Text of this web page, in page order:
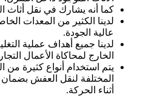
كما أنه يشارك في نقل أثاث
لدينا الكثير من المعدات
عالية الجودة.
لدينا جميع أهداف عملية
الخارج لمحاكاة الأعمال
يتم استخدام أنواع كثيرة
المختلفة لنقل العفش
أثناء الحركة.